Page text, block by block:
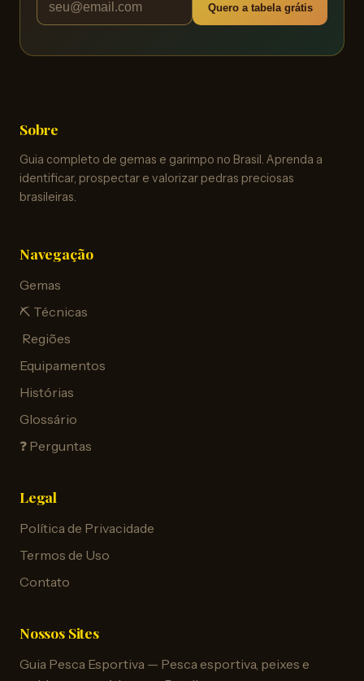
Quero a tabela grátis
Sobre
Guia completo de gemas e garimpo no Brasil. Aprenda a
identificar, prospectar e valorizar pedras preciosas
brasileiras.
Navegação
Gemas
⛏️ Técnicas
️ Regiões
Equipamentos
Histórias
Glossário
❓ Perguntas
Legal
Política de Privacidade
Termos de Uso
Contato
Nossos Sites
Guia Pesca Esportiva — Pesca esportiva, peixes e